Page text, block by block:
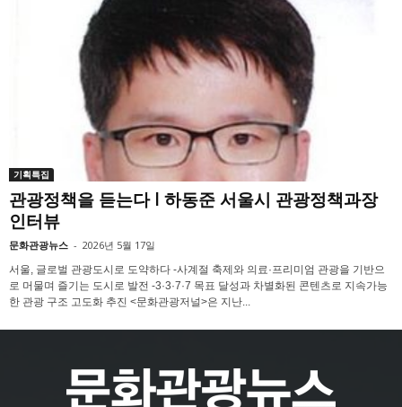
기획특집
관광정책을 듣는다 l 하동준 서울시 관광정책과장
인터뷰
문화관광뉴스 - 2026년 5월 17일
서울, 글로벌 관광도시로 도약하다 -사계절 축제와 의료·프리미엄 관광을 기반으
로 머물며 즐기는 도시로 발전 -3·3·7·7 목표 달성과 차별화된 콘텐츠로 지속가능
한 관광 구조 고도화 추진 <문화관광저널>은 지난...